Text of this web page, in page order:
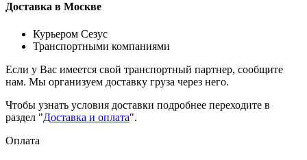
Доставка в Москве
Курьером Сезус
Транспортными компаниями
Если у Вас имеется свой транспортный партнер, сообщите
нам. Мы организуем доставку груза через него.
Чтобы узнать условия доставки подробнее переходите в
раздел "Доставка и оплата".
Оплата